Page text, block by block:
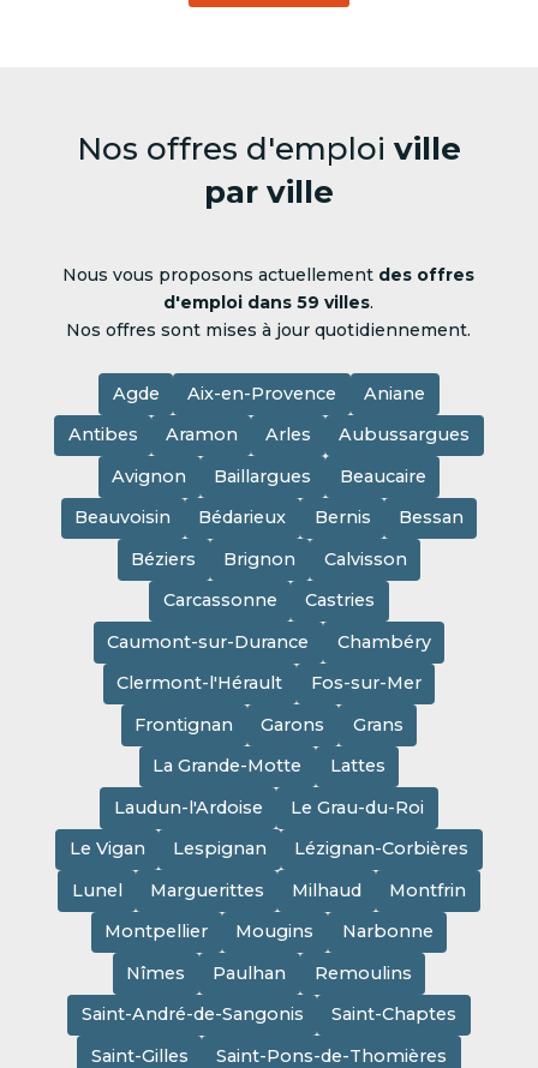
Nos offres d'emploi ville
par ville
Nous vous proposons actuellement des offres
d'emploi dans 59 villes.
Nos offres sont mises à jour quotidiennement.
Agde Aix-en-Provence
Aniane
Antibes
Aramon Arles
Aubussargues
Avignon
Baillargues
Beaucaire
Beauvoisin
Bédarieux Bernis
Bessan
Béziers
Brignon
Calvisson
Carcassonne
Castries
Caumont-sur-Durance
Chambéry
Clermont-l'Hérault
Fos-sur-Mer
Frontignan
Garons
Grans
La Grande-Motte
Lattes
Laudun-l'Ardoise
Le Grau-du-Roi
Le Vigan
Lespignan
Lézignan-Corbières
Lunel
Marguerittes Milhaud
Montfrin
Montpellier
Mougins
Narbonne
Nîmes
Paulhan
Remoulins
Saint-André-de-Sangonis
Saint-Chaptes
Saint-Gilles
Saint-Pons-de-Thomières